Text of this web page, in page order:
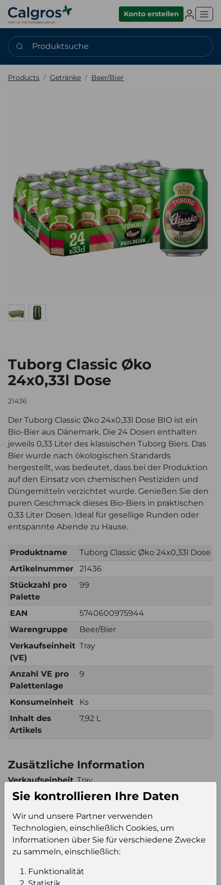
Konto erstellen
Produktsuche
Products Getränke Beer/Bier
Tuborg Classic Øko
24x0,33l Dose
21436
Der Tuborg Classic Øko 24x0,33l Dose BIO ist ein
Bio-Bier aus Dänemark. Die 24 Dosen enthalten
jeweils 0,33 Liter des klassischen Tuborg Biers. Das
Bier wurde nach ökologischen Standards
hergestellt, was bedeutet, dass bei der Produktion
auf den Einsatz von chemischen Pestiziden und
Düngemitteln verzichtet wurde. Genießen Sie den
puren Geschmack dieses Bio-Biers in praktischen
0,33 Liter Dosen. Ideal für gesellige Runden oder
entspannte Abende zu Hause.
Produktname
Tuborg Classic Øko 24x0,33l Dose
Artikelnummer
21436
Stückzahl pro
Palette
99
EAN
5740600975944
Warengruppe
Beer/Bier
Verkaufseinheit
(VE)
Tray
Anzahl VE pro
Palettenlage
9
Konsumeinheit
Ks
Inhalt des
Artikels
7,92 L
Zusätzliche Information
Verkaufseinheit
(VE)
Tray
pro Palette
Konsumeinheit Ks
Stückzahl pro
Palette
99
Sie kontrollieren Ihre Daten
Wir und unsere Partner verwenden
Technologien, einschließlich Cookies, um
Informationen über Sie für verschiedene Zwecke
zu sammeln, einschließlich:
Funktionalität